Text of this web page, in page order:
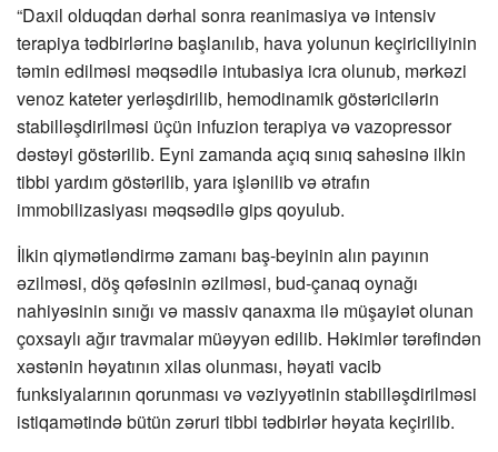
“Daxil olduqdan dərhal sonra reanimasiya və intensiv
terapiya tədbirlərinə başlanılıb, hava yolunun keçiriciliyinin
təmin edilməsi məqsədilə intubasiya icra olunub, mərkəzi
venoz kateter yerləşdirilib, hemodinamik göstəricilərin
stabilləşdirilməsi üçün infuzion terapiya və vazopressor
dəstəyi göstərilib. Eyni zamanda açıq sınıq sahəsinə ilkin
tibbi yardım göstərilib, yara işlənilib və ətrafın
immobilizasiyası məqsədilə gips qoyulub.
İlkin qiymətləndirmə zamanı baş-beyinin alın payının
əzilməsi, döş qəfəsinin əzilməsi, bud-çanaq oynağı
nahiyəsinin sınığı və massiv qanaxma ilə müşayiət olunan
çoxsaylı ağır travmalar müəyyən edilib. Həkimlər tərəfindən
xəstənin həyatının xilas olunması, həyati vacib
funksiyalarının qorunması və vəziyyətinin stabilləşdirilməsi
istiqamətində bütün zəruri tibbi tədbirlər həyata keçirilib.